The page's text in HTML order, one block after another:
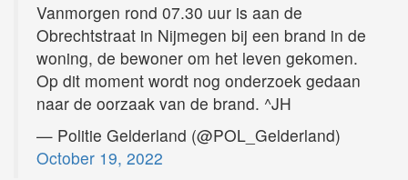
Vanmorgen rond 07.30 uur is aan de
Obrechtstraat in Nijmegen bij een brand in de
woning, de bewoner om het leven gekomen.
Op dit moment wordt nog onderzoek gedaan
naar de oorzaak van de brand. ^JH
— Politie Gelderland (@POL_Gelderland)
October 19, 2022